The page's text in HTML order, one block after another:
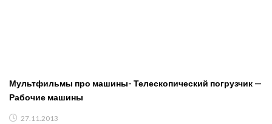
Мультфильмы про машины- Телескопический погрузчик —
Рабочие машины
27.11.2013